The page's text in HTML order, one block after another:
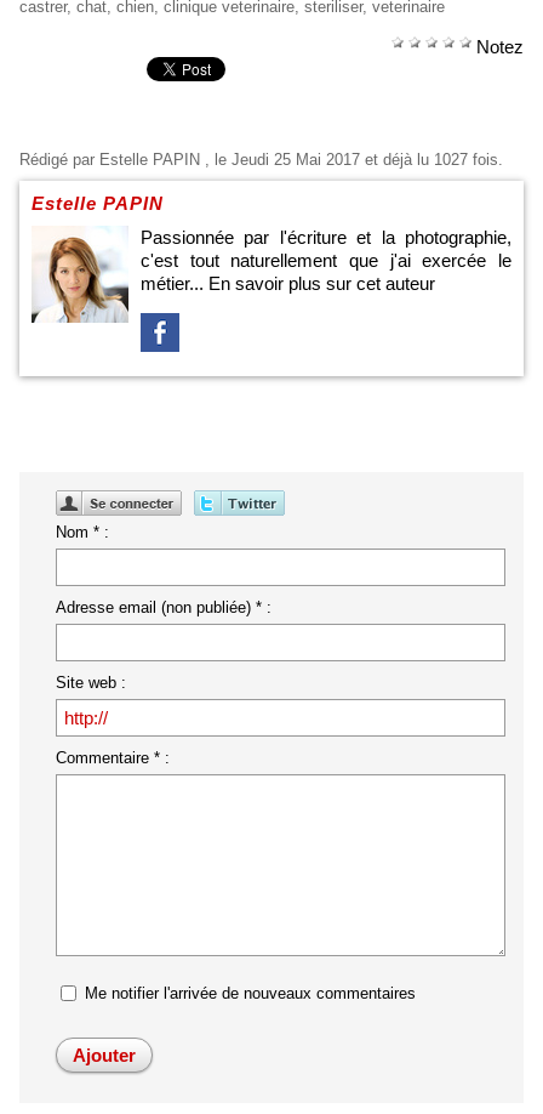
castrer, chat chien clinique veterinaire steriliser, veterinaire
Notez
Rédigé par Estelle PAPIN , le Jeudi 25 Mai 2017 et déjà lu 1027 fois.
Estelle PAPIN
Passionnée par l'écriture et la photographie,
c'est tout naturellement que j'ai exercée le
métier... En savoir plus sur cet auteur
Nom * :
Adresse email (non publiée) * :
Site web :
Commentaire * :
Me notifier l'arrivée de nouveaux commentaires